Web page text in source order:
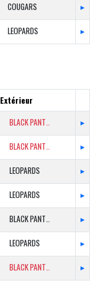
COUGARS ▸
LEOPARDS ▸
Extérieur
BLACK PANTHERS ▸
BLACK PANTHERS ▸
LEOPARDS ▸
LEOPARDS ▸
BLACK PANTHERS ▸
LEOPARDS ▸
BLACK PANTHERS ▸